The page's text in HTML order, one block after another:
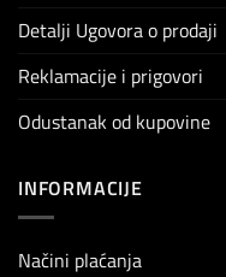
Detalji Ugovora o prodaji
Reklamacije i prigovori
Odustanak od kupovine
INFORMACIJE
Načini plaćanja